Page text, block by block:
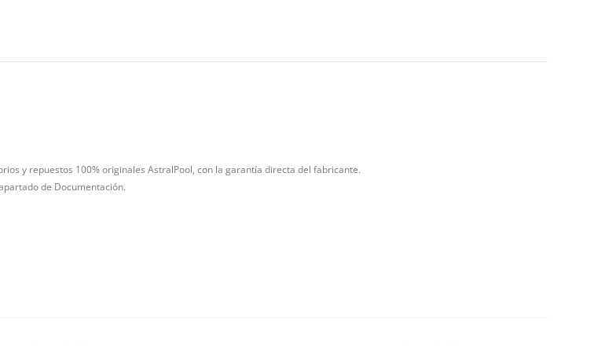
y repuestos 100% originales AstralPool, con la garantía directa del fabricante.
de Documentación.